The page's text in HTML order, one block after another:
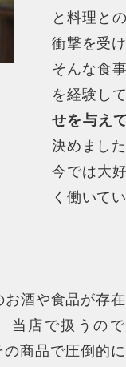
と料理と
衝撃を受
そんな食
を経験し
せを与え
決めました
今では大
く働いて
酒や食品が存在
当店で扱うの
の商品で圧倒的